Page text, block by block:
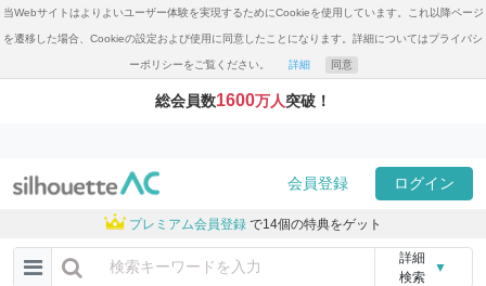
当Webサイトはよりよいユーザー体験を実現するためにCookieを使用しています。これ以降ページ
を遷移した場合、Cookieの設定および使用に同意したことになります。詳細についてはプライバシ
ーポリシーをご覧ください。 詳細 同意
総会員数1600万人突破！
会員登録 ログイン
プレミアム会員登録 で14個の特典をゲット
詳細
検索
▼